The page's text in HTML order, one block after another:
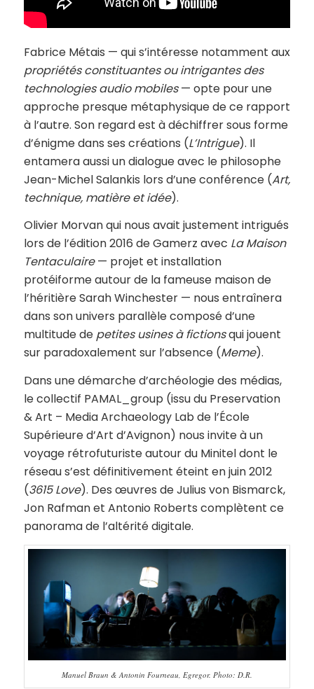
Fabrice Métais — qui s’intéresse notamment aux
propriétés constituantes ou intrigantes des
technologies audio mobiles— opte pour une
approche presque métaphysique de ce rapport
à l’autre. Son regard est à déchiffrer sous forme
d’énigme dans ses créations (L’Intrigue). Il
entamera aussi un dialogue avec le philosophe
Jean-Michel Salankis lors d’une conférence (Art,
technique, matière et idée).
Olivier Morvan qui nous avait justement intrigués
lors de l’édition 2016 de Gamerz avec La Maison
Tentaculaire— projet et installation
protéiforme autour de la fameuse maison de
l’héritière Sarah Winchester — nous entraînera
dans son univers parallèle composé d’une
multitude de petites usines à fictionsqui jouent
sur paradoxalement sur l’absence (Meme).
Dans une démarche d’archéologie des médias,
le collectif PAMAL_group (issu du Preservation
& Art – Media Archaeology Lab de l’École
Supérieure d’Art d’Avignon) nous invite à un
voyage rétrofuturiste autour du Minitel dont le
réseau s’est définitivement éteint en juin 2012
(3615 Love). Des œuvres de Julius von Bismarck,
Jon Rafman et Antonio Roberts complètent ce
panorama de l’altérité digitale.
Manuel Braun & Antonin Fourneau, Egregor. Photo: D.R.